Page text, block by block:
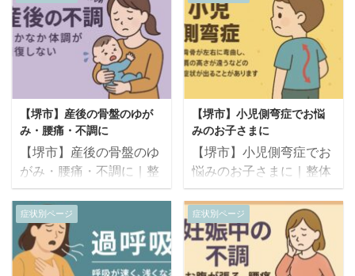
【堺市】産後の骨盤のゆが
み・腰痛・不調に
【堺市】産後の骨盤のゆ
がみ・腰痛・不調に｜整
体院サトルが身体の回復
をやさしくサポートしま
す 「産後から骨盤がグラ
グラする感じがある」
「腰や股関節の痛みが取
【堺市】小児側弯症でお悩
みのお子さまに
【堺市】小児側弯症でお
悩みのお子さまに｜整体
院サトルのオステオパシ
ーで成長期の背骨と体の
バランスをやさしく整え
るケア 「学校の健診で側
湾症と言われた」「姿勢
症状別ページ 症状別ページ